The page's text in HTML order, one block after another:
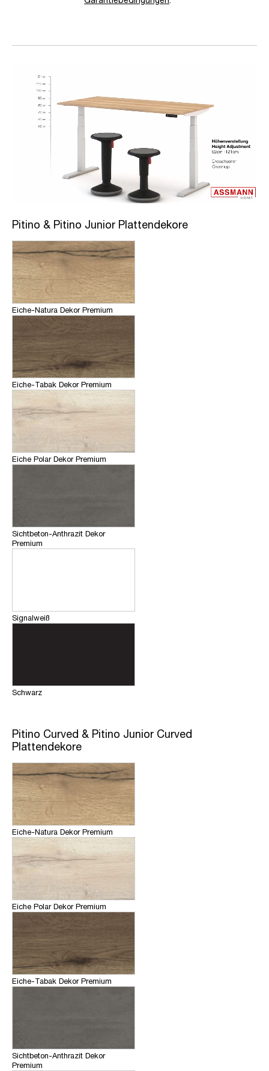
Pitino & Pitino Junior Plattendekore
Eiche-Natura Dekor Premium
Eiche-Tabak Dekor Premium
Eiche Polar Dekor Premium
Sichtbeton-Anthrazit Dekor
Premium
Signalweiß
Schwarz
Pitino Curved & Pitino Junior Curved
Plattendekore
Eiche-Natura Dekor Premium
Eiche Polar Dekor Premium
Eiche-Tabak Dekor Premium
Sichtbeton-Anthrazit Dekor
Premium